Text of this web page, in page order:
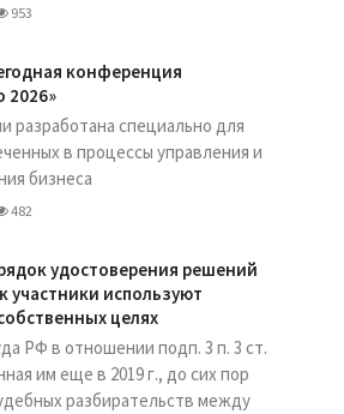
953
конференция
2026»
разработана специально для
в процессы управления и
бизнеса
482
удостоверения решений
участники используют
целях
РФ в отношении подп. 3 п. 3 ст.
им еще в 2019 г., до сих пор
разбирательств между